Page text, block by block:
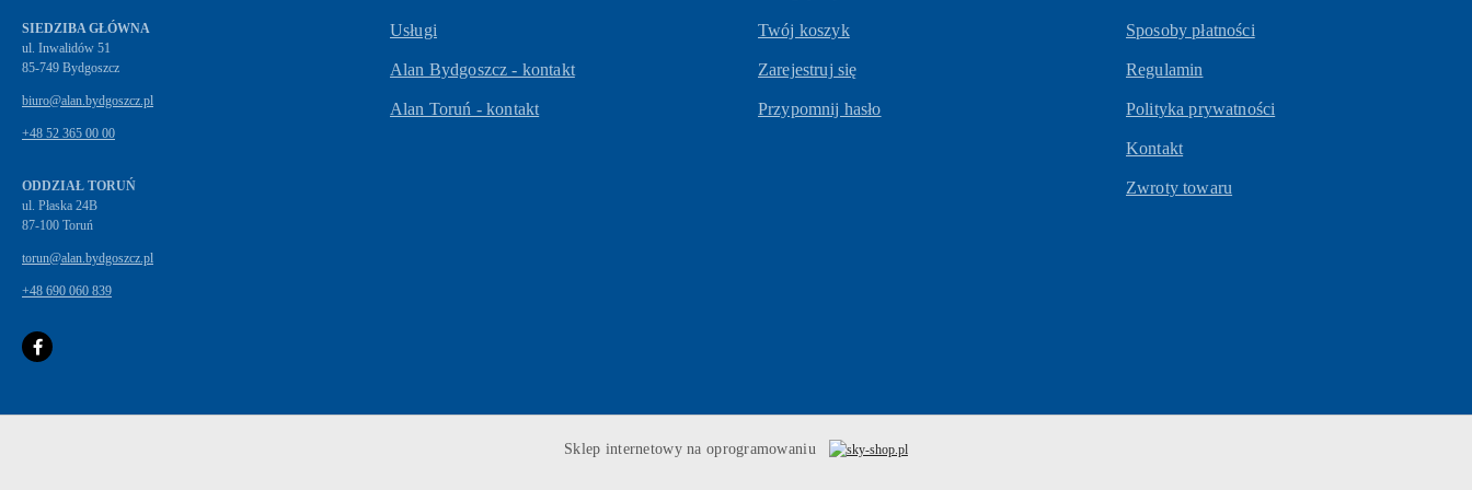
SIEDZIBA GŁÓWNA
ul. Inwalidów 51
biuro@alan.bydgoszcz.pl
+48 52 365 00 00
ODDZIAŁ TORUŃ
ul. Płaska 24B
87-100 Toruń
torun@alan.bydgoszcz.pl
+48 690 060 839
Usługi
Alan Bydgoszcz - kontakt
Alan Toruń - kontakt
Twój koszyk
Zarejestruj się
Przypomnij hasło
Sposoby płatności
Regulamin
Polityka prywatności
Kontakt
Zwroty towaru
Sklep internetowy na oprogramowaniu